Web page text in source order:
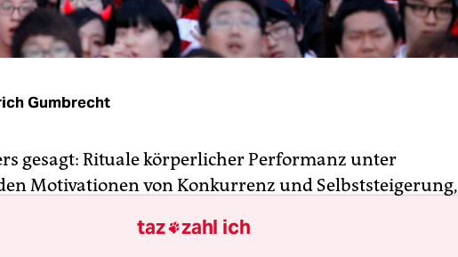
Gumbrecht
gesagt: Rituale körperlicher Performanz unter
Motivationen von Konkurrenz und Selbststeigerung,
wie heute – und die Tendenz ist steigend.
taz zahl ich